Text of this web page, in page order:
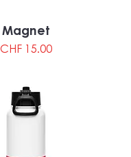
Magnet
Preis
CHF 15.00